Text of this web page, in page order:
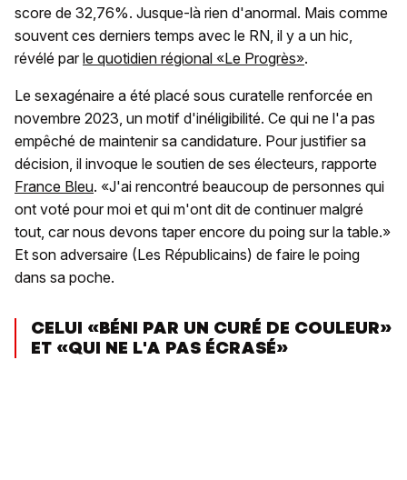
score de 32,76%. Jusque-là rien d'anormal. Mais comme
souvent ces derniers temps avec le RN, il y a un hic,
révélé par le quotidien régional «Le Progrès».
Le sexagénaire a été placé sous curatelle renforcée en
novembre 2023, un motif d'inéligibilité. Ce qui ne l'a pas
empêché de maintenir sa candidature. Pour justifier sa
décision, il invoque le soutien de ses électeurs, rapporte
France Bleu. «J'ai rencontré beaucoup de personnes qui
ont voté pour moi et qui m'ont dit de continuer malgré
tout, car nous devons taper encore du poing sur la table.»
Et son adversaire (Les Républicains) de faire le poing
dans sa poche.
CELUI «BÉNI PAR UN CURÉ DE COULEUR»
ET «QUI NE L'A PAS ÉCRASÉ»